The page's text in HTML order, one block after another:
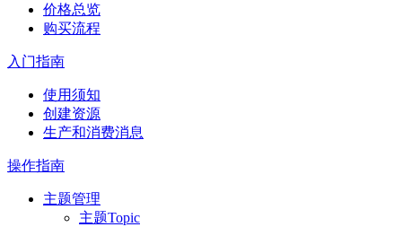
价格总览
购买流程
入门指南
使用须知
创建资源
生产和消费消息
操作指南
主题管理
主题Topic